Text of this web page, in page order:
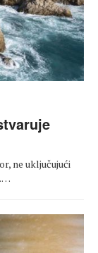
ne uključujući